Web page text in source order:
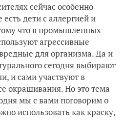
сейчас особенно
дети с аллергией и
что в промышленных
агрессивные
для организма. Да и
сегодня выбирают
и сами участвуют в
окрашивания. Но это тема
мы с вами поговорим о
использовать как краску,